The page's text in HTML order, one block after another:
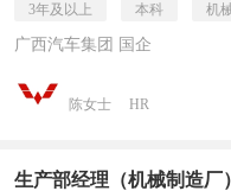
3年及以上 本科 机
广西汽车集团 国企
陈女士 HR
生产部经理（机械制造厂）